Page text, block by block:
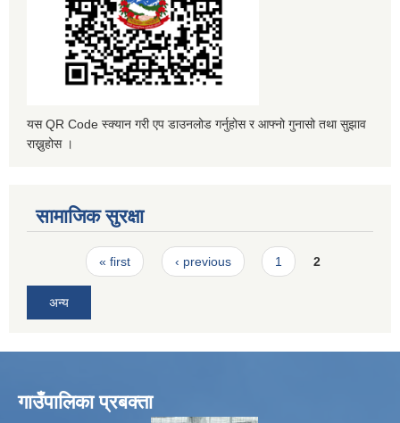
यस QR Code स्क्यान गरी एप डाउनलोड गर्नुहोस र आफ्नो गुनासो तथा सुझाव
राख्नुहोस ।
सामाजिक सुरक्षा
Pages« first ‹ previous 1 2
अन्य
गाउँपालिका प्रबक्ता